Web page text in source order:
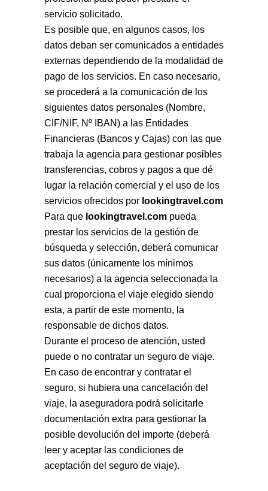
servicio solicitado.
Es posible que, en algunos casos, los
datos deban ser comunicados a entidades
externas dependiendo de la modalidad de
pago de los servicios. En caso necesario,
se procederá a la comunicación de los
siguientes datos personales (Nombre,
CIF/NIF, Nº IBAN) a las Entidades
Financieras (Bancos y Cajas) con las que
trabaja la agencia para gestionar posibles
transferencias, cobros y pagos a que dé
lugar la relación comercial y el uso de los
servicios ofrecidos por lookingtravel.com
Para que lookingtravel.com pueda
prestar los servicios de la gestión de
búsqueda y selección, deberá comunicar
sus datos (únicamente los mínimos
necesarios) a la agencia seleccionada la
cual proporciona el viaje elegido siendo
esta, a partir de este momento, la
responsable de dichos datos.
Durante el proceso de atención, usted
puede o no contratar un seguro de viaje.
En caso de encontrar y contratar el
seguro, si hubiera una cancelación del
viaje, la aseguradora podrá solicitarle
documentación extra para gestionar la
posible devolución del importe (deberá
leer y aceptar las condiciones de
aceptación del seguro de viaje).